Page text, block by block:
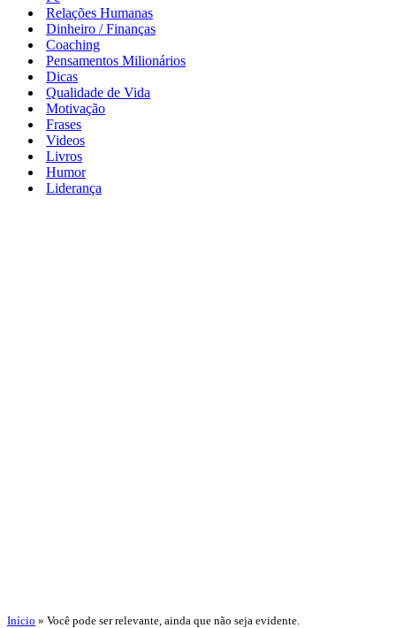
Relações Humanas
Dinheiro / Finanças
Coaching
Pensamentos Milionários
Dicas
Qualidade de Vida
Motivação
Frases
Videos
Livros
Humor
Liderança
Início » Você pode ser relevante, ainda que não seja evidente.